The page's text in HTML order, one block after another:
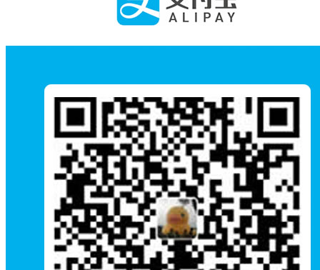
寄深情——物是人
非今尤是
山东
陆翰杰 陆炜 闲野集 广西 中国画
陆秀维 欢歌起舞新时代 贵州 中国画
罗明胜 蝶的女儿 贵州 中国画
罗如敏 梵音绮梦 四川 中国画
骆朝辉 一帘幽梦 陕西 中国画